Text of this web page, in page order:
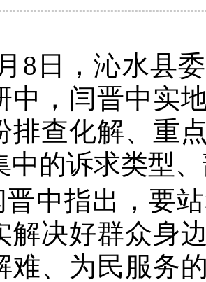
8日，沁水县
中，闫晋中实
排查化解、重
中的诉求类型
晋中指出，要
解决好群众身
难、为民服务